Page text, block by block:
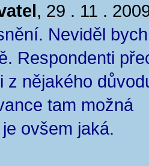
, 29 . 11 .
Neviděl
Respondenti
z nějakého
tam možná
ovšem jaká.